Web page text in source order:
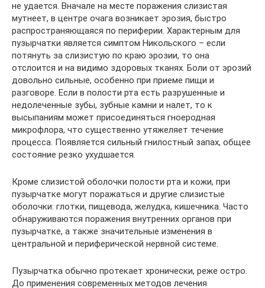
не удается. Вначале на месте поражения слизистая
мутнеет, в центре очага возникает эрозия, быстро
распространяющаяся по периферии. Характерным для
пузырчатки является симптом Никольского – если
потянуть за слизистую по краю эрозии, то она
отслоится и на видимо здоровых тканях. Боли от эрозий
довольно сильные, особенно при приеме пищи и
разговоре. Если в полости рта есть разрушенные и
недолеченные зубы, зубные камни и налет, то к
высыпаниям может присоединяться гноеродная
микрофлора, что существенно утяжеляет течение
процесса. Появляется сильный гнилостный запах, общее
состояние резко ухудшается.
Кроме слизистой оболочки полости рта и кожи, при
пузырчатке могут поражаться и другие слизистые
оболочки: глотки, пищевода, желудка, кишечника. Часто
обнаруживаются поражения внутренних органов при
пузырчатке, а также значительные изменения в
центральной и периферической нервной системе.
Пузырчатка обычно протекает хронически, реже остро.
До применения современных методов лечения